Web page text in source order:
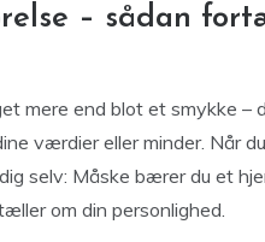
– sådan
mere end blot et smykke
værdier eller minder.
selv: Måske bærer du et
om din personlighed.